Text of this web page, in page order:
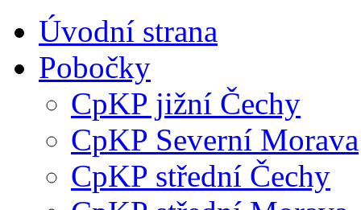
Úvodní strana
Pobočky
CpKP jižní Čechy
CpKP Severní Morava
CpKP střední Čechy